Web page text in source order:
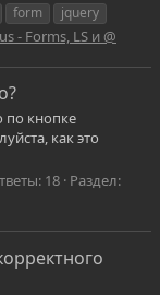
form
jquery
- Forms, LS и @
по кнопке
как это
18 Раздел: